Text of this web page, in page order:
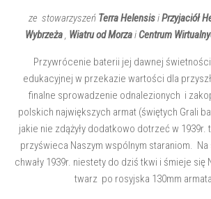
ze stowarzyszeń Terra HelensisiPrzyjaciół
Wybrzeża, Wiatru od Morzai Centrum
Przywrócenie baterii jej dawnej
edukacyjnej w przekazie wartości dla
finalne sprowadzenie odnalezionych i
polskich największych armat (świętych Grali
jakie nie zdążyły dodatkowo dotrzeć w
przyświeca Naszym wspólnym staraniom.
chwały 1939r. niestety do dziś tkwi i śmieje
twarz po rosyjska 130mm